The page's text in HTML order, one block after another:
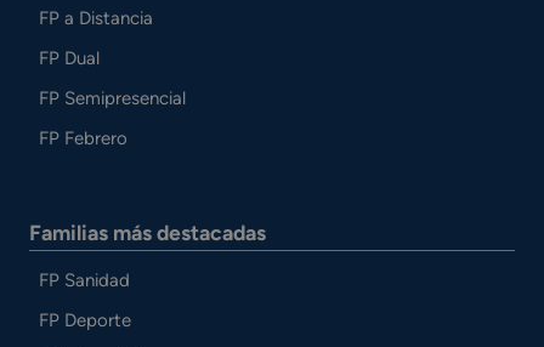
FP a Distancia
FP Dual
FP Semipresencial
FP Febrero
Familias más destacadas
FP Sanidad
FP Deporte